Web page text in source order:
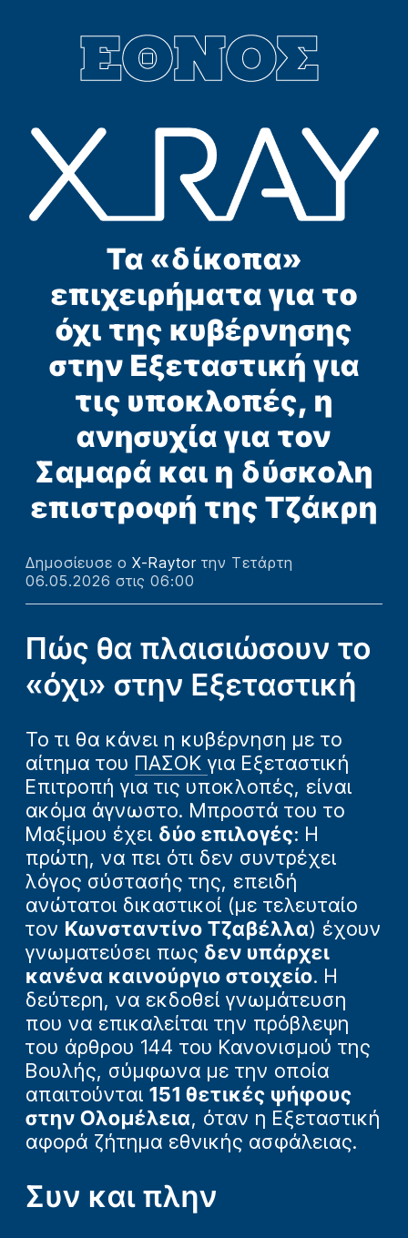
Τα «δίκοπα»
επιχειρήματα για το
όχι της κυβέρνησης
στην Εξεταστική για
τις υποκλοπές, η
ανησυχία για τον
Σαμαρά και η δύσκολη
επιστροφή της Τζάκρη
Δημοσίευσε ο X-Raytor την Τετάρτη
06.05.2026 στις 06:00
Πώς θα πλαισιώσουν το
«όχι» στην Εξεταστική
Το τι θα κάνει η κυβέρνηση με το
αίτημα του ΠΑΣΟΚ για Εξεταστική
Επιτροπή για τις υποκλοπές, είναι
ακόμα άγνωστο. Μπροστά του το
Μαξίμου έχει δύο επιλογές: Η
πρώτη, να πει ότι δεν συντρέχει
λόγος σύστασής της, επειδή
ανώτατοι δικαστικοί (με τελευταίο
τον Κωνσταντίνο Τζαβέλλα) έχουν
γνωματεύσει πως δεν υπάρχει
κανένα καινούργιο στοιχείο. Η
δεύτερη, να εκδοθεί γνωμάτευση
που να επικαλείται την πρόβλεψη
του άρθρου 144 του Κανονισμού της
Βουλής, σύμφωνα με την οποία
απαιτούνται 151 θετικές ψήφους
στην Ολομέλεια, όταν η Εξεταστική
αφορά ζήτημα εθνικής ασφάλειας.
Συν και πλην